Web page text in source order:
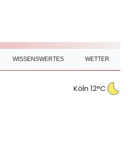
WISSENSWERTES WETTER
Köln 12°C